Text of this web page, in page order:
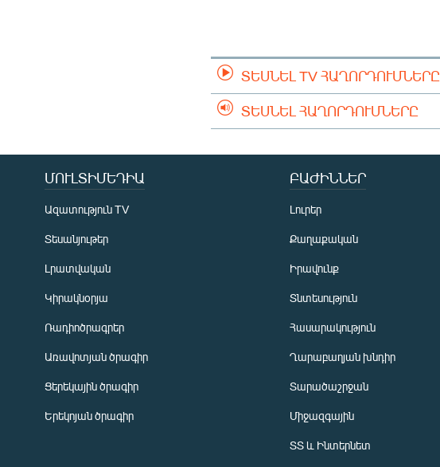
ՏԵՍՆԵԼ TV ՀԱՂՈՐԴՈՒՄՆԵՐԸ
ՏԵՍՆԵԼ ՀԱՂՈՐԴՈՒՄՆԵՐԸ
ՄՈՒԼՏԻՄԵԴԻԱ
Ազատություն TV
Տեսանյութեր
Լրատվական
Կիրակնօրյա
Ռադիոծրագրեր
Առավոտյան ծրագիր
Ցերեկային ծրագիր
Երեկոյան ծրագիր
ԲԱԺԻՆՆԵՐ
Լուրեր
Քաղաքական
Իրավունք
Տնտեսություն
Հասարակություն
Ղարաբաղյան խնդիր
Տարածաշրջան
Միջազգային
ՏՏ և Ինտերնետ